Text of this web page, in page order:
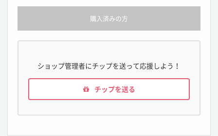
購入済みの方
ショップ管理者にチップを送って応援しよう！
チップを送る